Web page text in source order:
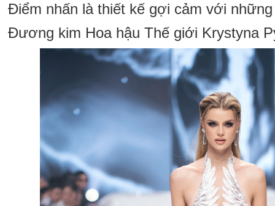
Điểm nhấn là thiết kế gợi cảm với
Đương kim Hoa hậu Thế giới Krystyna